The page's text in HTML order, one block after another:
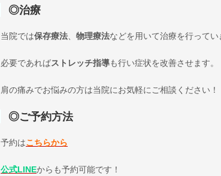
◎治療
当院では保存療法、 物理療法などを用いて治療を行ってい
必要であればストレッチ指導も行い症状を改善させます。
肩の痛みでお悩みの方は当院にお気軽にご相談ください！
◎ご予約方法
予約はこちらから
公式LINEからも予約可能です！